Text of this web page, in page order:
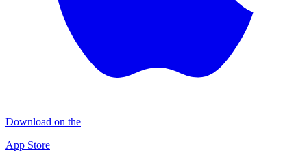
Download on the
App Store